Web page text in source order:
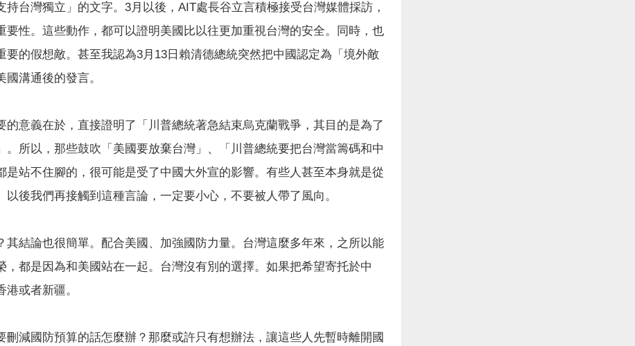
持台灣獨立」的文字。3月以後，AIT處長谷立言積極接受台灣媒體採訪，
要性。這些動作，都可以證明美國比以往更加重視台灣的安全。同時，也
要的假想敵。甚至我認為3月13日賴清德總統突然把中國認定為「境外敵
溝通後的發言。
的意義在於，直接證明了「川普總統著急結束烏克蘭戰爭，其目的是為了
。所以，那些鼓吹「美國要放棄台灣」、「川普總統要把台灣當籌碼和中
是站不住腳的，很可能是受了中國大外宣的影響。有些人甚至本身就是從
以後我們再接觸到這種言論，一定要小心，不要被人帶了風向。
其結論也很簡單。配合美國、加強國防力量。台灣這麼多年來，之所以能
，都是因為和美國站在一起。台灣沒有別的選擇。如果把希望寄托於中
港或者新疆。
刪減國防預算的話怎麼辦？那麼或許只有想辦法，讓這些人先暫時離開國